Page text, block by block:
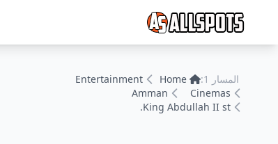
المسار 1: Home
Entertainment
Cinemas
Amman
King Abdullah II st.